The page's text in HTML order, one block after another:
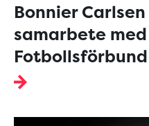
Bonnier
samarbete
Fotbollsförbund